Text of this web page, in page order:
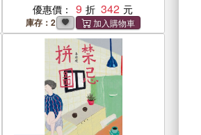
優惠價： 9 342
庫存：2